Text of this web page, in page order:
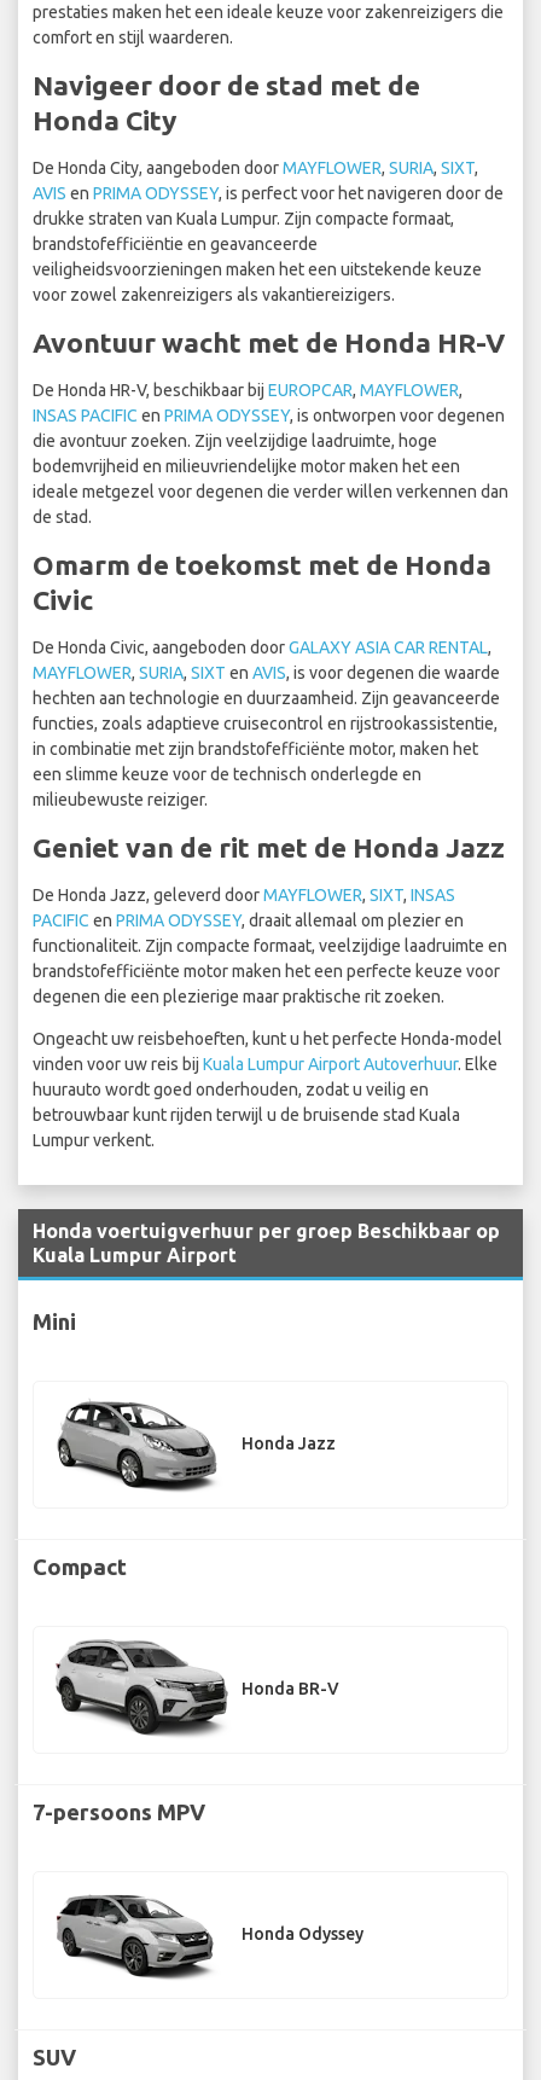
prestaties maken het een ideale keuze voor zakenreizigers die
comfort en stijl waarderen.
Navigeer door de stad met de
Honda City
De Honda City, aangeboden doorMAYFLOWER, SURIA, SIXT,
AVIS en PRIMA ODYSSEY, is perfect voor het navigeren door de
drukke straten van Kuala Lumpur. Zijn compacte formaat,
brandstofefficiëntie en geavanceerde
veiligheidsvoorzieningen maken het een uitstekende keuze
voor zowel zakenreizigers als vakantiereizigers.
Avontuur wacht met de Honda HR-V
De Honda HR-V, beschikbaar bij EUROPCAR, MAYFLOWER,
INSAS PACIFIC en PRIMA ODYSSEY, is ontworpen voor degenen
die avontuur zoeken. Zijn veelzijdige laadruimte, hoge
bodemvrijheid en milieuvriendelijke motor maken het een
ideale metgezel voor degenen die verder willen verkennen dan
de stad.
Omarm de toekomst met de Honda
Civic
De Honda Civic, aangeboden doorGALAXY ASIA CAR RENTAL,
MAYFLOWER, SURIA, SIXT en AVIS, is voor degenen die waarde
hechten aan technologie en duurzaamheid. Zijn geavanceerde
functies, zoals adaptieve cruisecontrol en rijstrookassistentie,
in combinatie met zijn brandstofefficiënte motor, maken het
een slimme keuze voor de technisch onderlegde en
milieubewuste reiziger.
Geniet van de rit met de Honda Jazz
De Honda Jazz, geleverd doorMAYFLOWER, SIXT, INSAS
PACIFIC en PRIMA ODYSSEY, draait allemaal om plezier en
functionaliteit. Zijn compacte formaat, veelzijdige laadruimte en
brandstofefficiënte motor maken het een perfecte keuze voor
degenen die een plezierige maar praktische rit zoeken.
Ongeacht uw reisbehoeften, kunt u het perfecte Honda-model
vinden voor uw reis bij Kuala Lumpur Airport Autoverhuur. Elke
huurauto wordt goed onderhouden, zodat u veilig en
betrouwbaar kunt rijden terwijl u de bruisende stad Kuala
Lumpur verkent.
Honda voertuigverhuur per groep Beschikbaar op
Kuala Lumpur Airport
Mini
Honda Jazz
Compact
Honda BR-V
7-persoons MPV
Honda Odyssey
SUV